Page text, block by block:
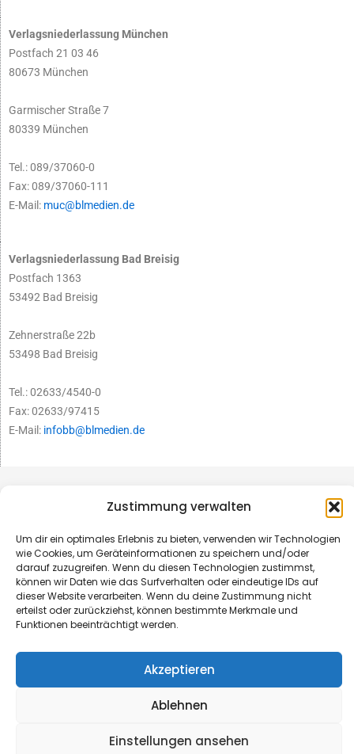
Zustimmung verwalten
Um dir ein optimales Erlebnis zu bieten, verwenden wir Technologien
wie Cookies, um Geräteinformationen zu speichern und/oder
darauf zuzugreifen. Wenn du diesen Technologien zustimmst,
können wir Daten wie das Surfverhalten oder eindeutige IDs auf
dieser Website verarbeiten. Wenn du deine Zustimmung nicht
erteilst oder zurückziehst, können bestimmte Merkmale und
Funktionen beeinträchtigt werden.
Akzeptieren
Ablehnen
Einstellungen ansehen
Verlagsniederlassung München
Postfach 21 03 46
80673 München
Garmischer Straße 7
80339 München
Tel.: 089/37060-0
Fax: 089/37060-111
E-Mail: muc@blmedien.de
Verlagsniederlassung Bad Breisig
Postfach 1363
53492 Bad Breisig
Zehnerstraße 22b
53498 Bad Breisig
Tel.: 02633/4540-0
Fax: 02633/97415
E-Mail: infobb@blmedien.de
Made with ♥ by HLT GmbH & Co. KG